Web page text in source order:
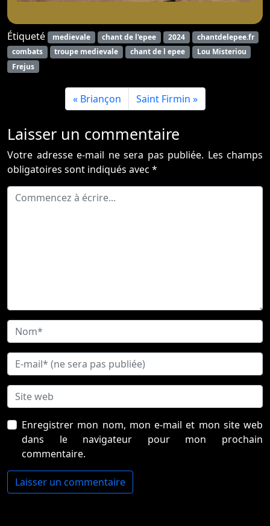
Étiqueté medievale chant de l'epee 2024
chantdelepee.fr
combats
troupe medievale chant de l epee
Lou Misteriou
Frejus
Briançon Saint Firmin
Laisser un commentaire
Votre adresse e-mail ne sera pas publiée. Les champs
obligatoires sont indiqués avec *
Enregistrer mon nom, mon e-mail et mon site web
dans le navigateur pour mon prochain
commentaire.